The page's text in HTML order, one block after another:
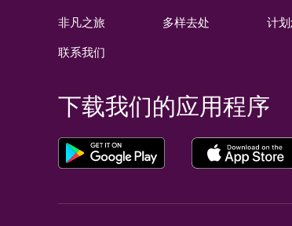
非凡之旅
联系我们
多样去处 计
下载我们的应用程序